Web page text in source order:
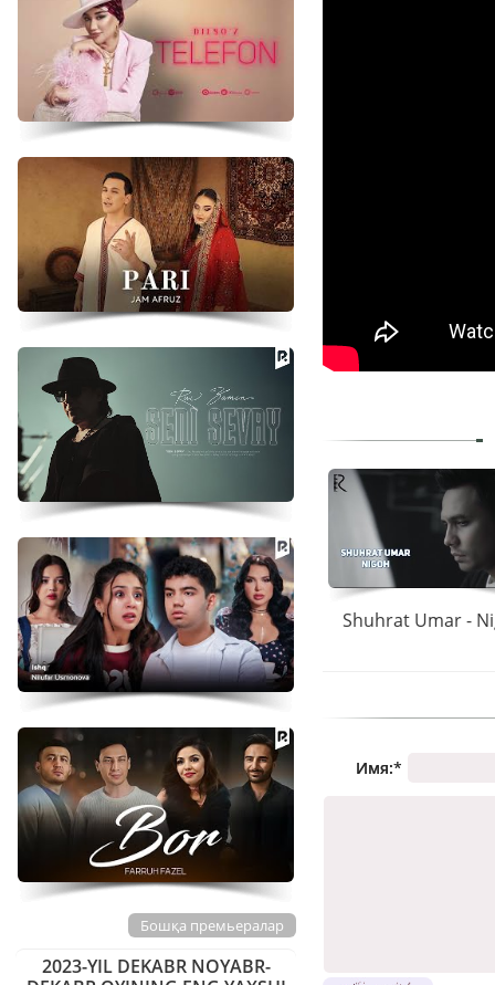
Shuhrat Umar -
Имя:*
Бошқа премьералар
2023-YIL DEKABR NOYABR-